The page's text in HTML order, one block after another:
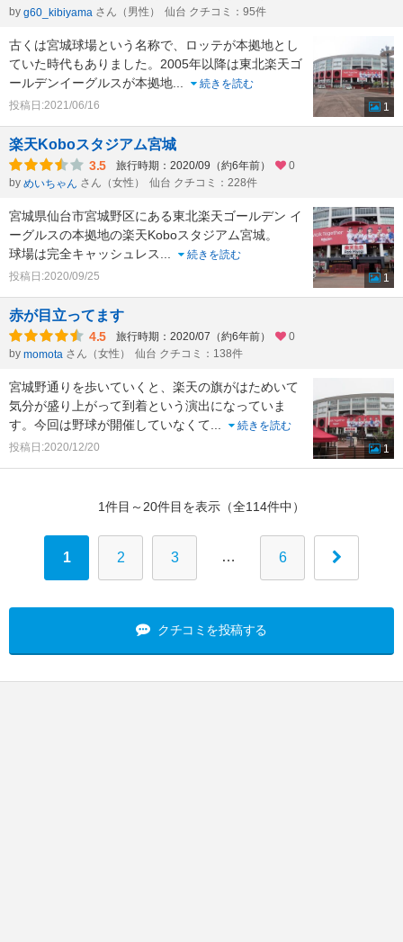
by g60_kibiyama さん（男性） 仙台 クチコミ：95件
古くは宮城球場という名称で、ロッテが本拠地とし
ていた時代もありました。2005年以降は東北楽天ゴ
ールデンイーグルスが本拠地
続きを読む
投稿日:2021/06/16
1
楽天Koboスタジアム宮城
3.5 旅行時期：2020/09（約6年前）
0
by めいちゃん さん（女性） 仙台 クチコミ：228件
宮城県仙台市宮城野区にある東北楽天ゴールデン イ
ーグルスの本拠地の楽天Koboスタジアム宮城。
球場は完全キャッシュレス
続きを読む
投稿日:2020/09/25
1
赤が目立ってます
4.5 旅行時期：2020/07（約6年前）
0
by momota さん（女性） 仙台 クチコミ：138件
宮城野通りを歩いていくと、楽天の旗がはためいて
気分が盛り上がって到着という演出になっていま
す。今回は野球が開催していなくて
続きを読む
投稿日:2020/12/20
1
1件目～20件目を表示（全114件中）
1 2 3 … 6
クチコミを投稿する